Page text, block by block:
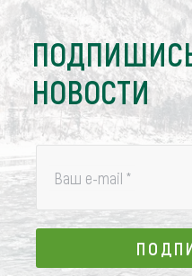
НОВОСТИ
Ваш e-mail *